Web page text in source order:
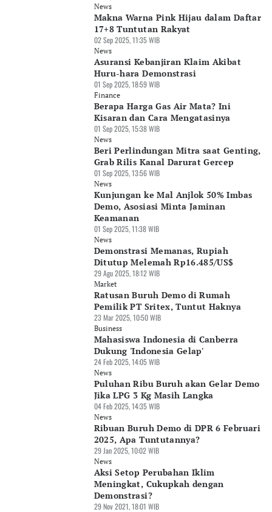
News
Makna Warna Pink Hijau dalam Daftar
17+8 Tuntutan Rakyat
02 Sep 2025, 11:35 WIB
News
Asuransi Kebanjiran Klaim Akibat
Huru-hara Demonstrasi
01 Sep 2025, 18:59 WIB
Finance
Berapa Harga Gas Air Mata? Ini
Kisaran dan Cara Mengatasinya
01 Sep 2025, 15:38 WIB
News
Beri Perlindungan Mitra saat Genting,
Grab Rilis Kanal Darurat Gercep
01 Sep 2025, 13:56 WIB
News
Kunjungan ke Mal Anjlok 50% Imbas
Demo, Asosiasi Minta Jaminan
Keamanan
01 Sep 2025, 11:38 WIB
News
Demonstrasi Memanas, Rupiah
Ditutup Melemah Rp16.485/US$
29 Agu 2025, 18:12 WIB
Market
Ratusan Buruh Demo di Rumah
Pemilik PT Sritex, Tuntut Haknya
23 Mar 2025, 10:50 WIB
Business
Mahasiswa Indonesia di Canberra
Dukung 'Indonesia Gelap'
24 Feb 2025, 14:05 WIB
News
Puluhan Ribu Buruh akan Gelar Demo
Jika LPG 3 Kg Masih Langka
04 Feb 2025, 14:35 WIB
News
Ribuan Buruh Demo di DPR 6 Februari
2025, Apa Tuntutannya?
29 Jan 2025, 10:02 WIB
News
Aksi Setop Perubahan Iklim
Meningkat, Cukupkah dengan
Demonstrasi?
29 Nov 2021, 18:01 WIB